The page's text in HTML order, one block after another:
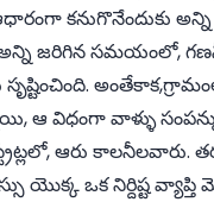
కనుగొనేందుకు
జరిగిన సమయంలో,
సృష్టించింది.
విధంగా వాళ్ళు
ఆరు
యొక్క ఒక నిర్దిష్ట